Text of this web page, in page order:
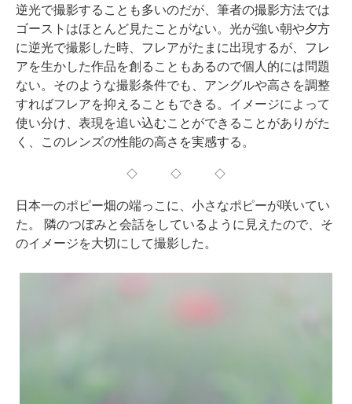
逆光で撮影することも多いのだが、筆者の撮影方法では
ゴーストはほとんど見たことがない。光が強い朝や夕方
に逆光で撮影した時、フレアがたまに出現するが、フレ
アを生かした作品を創ることもあるので個人的には問題
ない。そのような撮影条件でも、アングルや高さを調整
すればフレアを抑えることもできる。イメージによって
使い分け、表現を追い込むことができることがありがた
く、このレンズの性能の高さを実感する。
◇ ◇ ◇
日本一のポピー畑の端っこに、小さなポピーが咲いてい
た。 隣のつぼみと会話をしているように見えたので、そ
のイメージを大切にして撮影した。